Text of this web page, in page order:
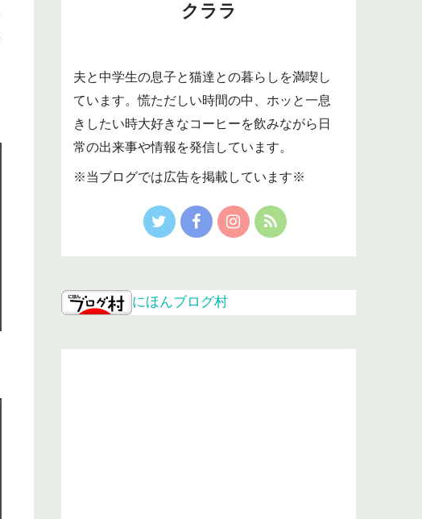
クララ
夫と中学生の息子と猫達との暮らしを満喫し
ています。慌ただしい時間の中、ホッと一息
きしたい時大好きなコーヒーを飲みながら日
常の出来事や情報を発信しています。
※当ブログでは広告を掲載しています※
にほんブログ村